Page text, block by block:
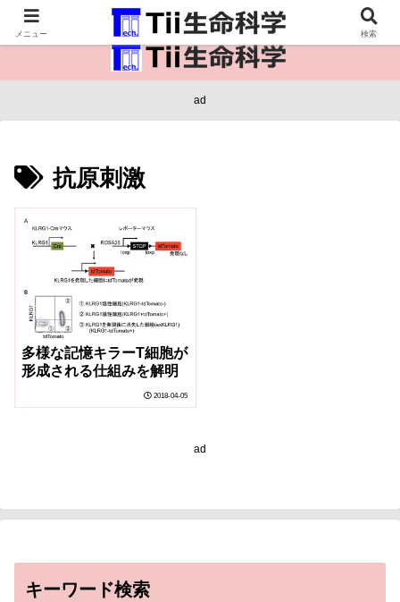
医療保健・生命・生物の情報インフラ。
ad
抗原刺激
多様な記憶キラーT細胞が
形成される仕組みを解明
2018-04-05
ad
キーワード検索
メニュー 検索